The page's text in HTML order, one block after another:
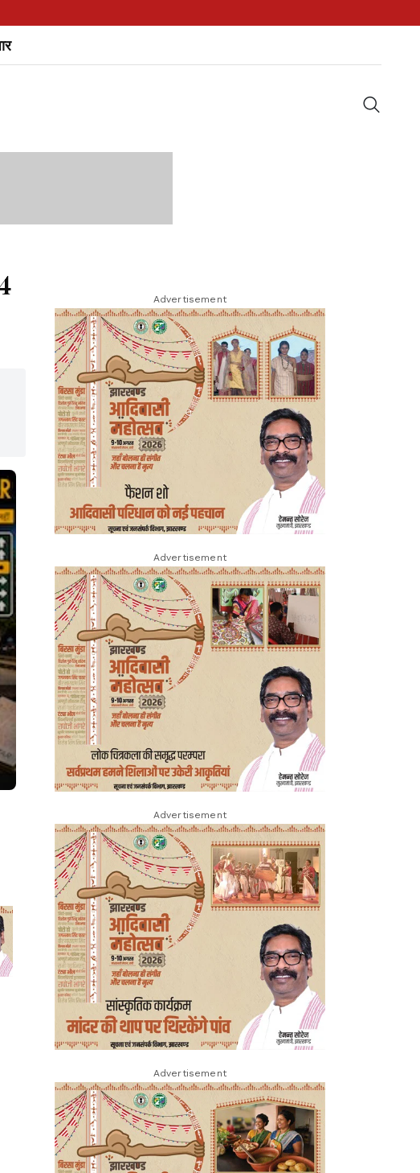
Advertisement
Advertisement
Advertisement
Advertisement